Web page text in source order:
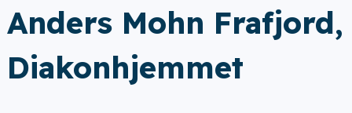
Anders Mohn Frafjord,
Diakonhjemmet